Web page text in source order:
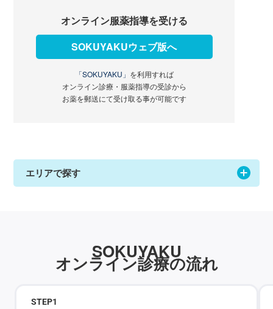
オンライン服薬指導を受ける
SOKUYAKUウェブ版へ
「SOKUYAKU」 を利用すれば
オンライン診療・服薬指導の受診から
お薬を郵送にて受け取る事が可能です
エリアで探す
SOKUYAKU
オンライン診療の流れ
STEP1